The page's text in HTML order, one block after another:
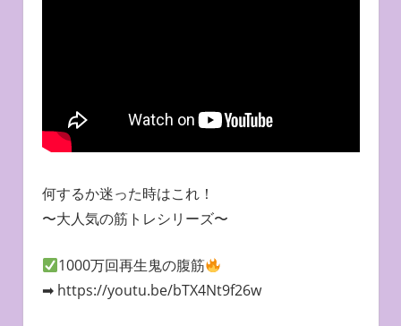
何するか迷った時はこれ！
〜大人気の筋トレシリーズ〜
1000万回再生鬼の腹筋
➡︎ https://youtu.be/bTX4Nt9f26w